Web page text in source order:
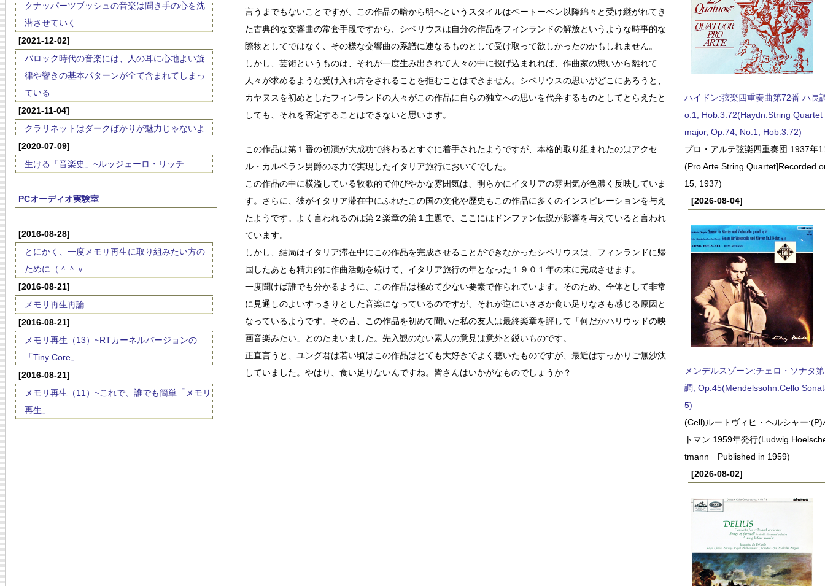
クナッパーツブッシュの音楽は聞き手の心を沈
潜させていく
[2021-12-02]
バロック時代の音楽には、人の耳に心地よい旋
律や響きの基本パターンが全て含まれてしまっ
ている
[2021-11-04]
クラリネットはダークばかりが魅力じゃないよ
[2020-07-09]
生ける「音楽史」~ルッジェーロ・リッチ
PCオーディオ実験室
[2016-08-28]
とにかく、一度メモリ再生に取り組みたい方の
ために（＾＾ｖ
[2016-08-21]
メモリ再生再論
[2016-08-21]
メモリ再生（13）~RTカーネルバージョンの
「Tiny Core」
[2016-08-21]
メモリ再生（11）~これで、誰でも簡単「メモリ
再生」
言うまでもないことですが、この作品の暗から明へというスタイルはベートーベン以降綿々と受け継がれてき
た古典的な交響曲の常套手段ですから、シベリウスは自分の作品をフィンランドの解放というような時事的な
際物としてではなく、その様な交響曲の系譜に連なるものとして受け取って欲しかったのかもしれません。
しかし、芸術というものは、それが一度生み出されて人々の中に投げ込まれれば、作曲家の思いから離れて
人々が求めるような受け入れ方をされることを拒むことはできません。シベリウスの思いがどこにあろうと、
カヤヌスを初めとしたフィンランドの人々がこの作品に自らの独立への思いを代弁するものとしてとらえたと
しても、それを否定することはできないと思います。
この作品は第１番の初演が大成功で終わるとすぐに着手されたようですが、本格的取り組まれたのはアクセ
ル・カルペラン男爵の尽力で実現したイタリア旅行においてでした。
この作品の中に横溢している牧歌的で伸びやかな雰囲気は、明らかにイタリアの雰囲気が色濃く反映していま
す。さらに、彼がイタリア滞在中にふれたこの国の文化や歴史もこの作品に多くのインスピレーションを与え
たようです。よく言われるのは第２楽章の第１主題で、ここにはドンファン伝説が影響を与えていると言われ
ています。
しかし、結局はイタリア滞在中にこの作品を完成させることができなかったシベリウスは、フィンランドに帰
国したあとも精力的に作曲活動を続けて、イタリア旅行の年となった１９０１年の末に完成させます。
一度聞けば誰でも分かるように、この作品は極めて少ない要素で作られています。そのため、全体として非常
に見通しのよいすっきりとした音楽になっているのですが、それが逆にいささか食い足りなさも感じる原因と
なっているようです。その昔、この作品を初めて聞いた私の友人は最終楽章を評して「何だかハリウッドの映
画音楽みたい」とのたまいました。先入観のない素人の意見は意外と鋭いものです。
正直言うと、ユング君は若い頃はこの作品はとても大好きでよく聴いたものですが、最近はすっかりご無沙汰
していました。やはり、食い足りないんですね。皆さんはいかがなものでしょうか？
ハイドン:弦楽四重奏曲第72番 ハ長
o.1, Hob.3:72(Haydn:String Quartet
major, Op.74, No.1, Hob.3:72)
プロ・アルテ弦楽四重奏団:1937年
(Pro Arte String Quartet]Recorded
15, 1937)
[2026-08-04]
メンデルスゾーン:チェロ・ソナタ
調, Op.45(Mendelssohn:Cello
5)
(Cell)ルートヴィヒ・ヘルシャー
トマン 1959年発行(Ludwig
tmann Published in 1959)
[2026-08-02]